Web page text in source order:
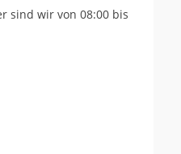
sind wir von 08:00 bis